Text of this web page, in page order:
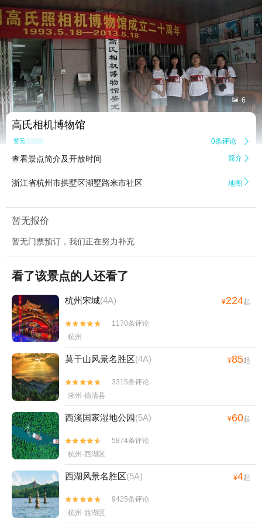
 6
高氏相机博物馆
暂无点评 0条评论 
查看景点简介及开放时间 简介 
浙江省杭州市拱墅区湖墅路米市社区 地图 
暂无报价
暂无门票预订，我们正在努力补充
看了该景点的人还看了
杭州宋城(4A) ¥224起


1170条评论
杭州
莫干山风景名胜区(4A) ¥85起


3315条评论
湖州·德清县
西溪国家湿地公园(5A) ¥60起


5874条评论
杭州·西湖区
西湖风景名胜区(5A) ¥4起


9425条评论
杭州·西湖区
